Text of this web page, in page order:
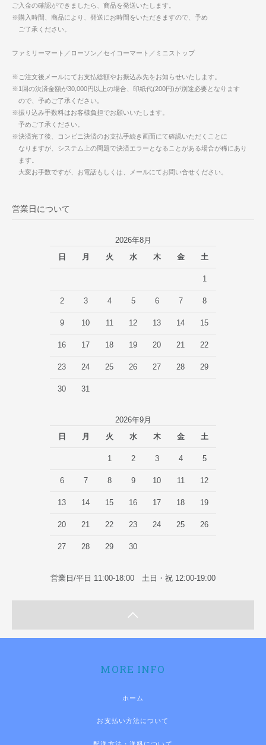
ご入金の確認ができましたら、商品を発送いたします。
※購入時間、商品により、発送にお時間をいただきますので、予め
ご了承ください。
ファミリーマート／ローソン／セイコーマート／ミニストップ
※ご注文後メールにてお支払総額やお振込み先をお知らせいたします。
※1回の決済金額が30,000円以上の場合、印紙代(200円)が別途必要となります
ので、予めご了承ください。
※振り込み手数料はお客様負担でお願いいたします。
予めご了承ください。
※決済完了後、コンビニ決済のお支払手続き画面にて確認いただくことに
なりますが、システム上の問題で決済エラーとなることがある場合が稀にあり
ます。
大変お手数ですが、お電話もしくは、メールにてお問い合せください。
営業日について
2026年8月
日
月 火 水 木 金 土
1
2 3 4 5 6 7 8
9 10 11 12 13 14 15
16 17 18 19 20 21 22
23 24 25 26 27 28 29
30 31
2026年9月
日
月 火 水 木 金 土
1 2 3 4 5
6 7 8 9 10 11 12
13 14 15 16 17 18 19
20 21 22 23 24 25 26
27 28 29 30
営業日/平日 11:00-18:00 土日・祝 12:00-19:00
MORE INFO
ホーム
お支払い方法について
配送方法・送料について